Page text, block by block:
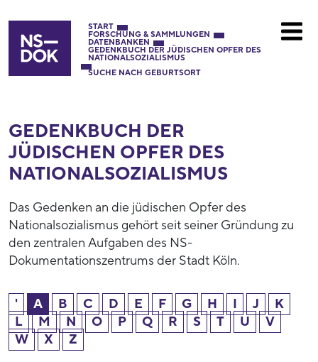
START
FORSCHUNG & SAMMLUNGEN
DATENBANKEN
GEDENKBUCH DER JÜDISCHEN OPFER DES
NATIONALSOZIALISMUS
SUCHE NACH GEBURTSORT
GEDENKBUCH DER
JÜDISCHEN OPFER DES
NATIONAL­SOZIALISMUS
Das Gedenken an die jüdischen Opfer des
Nationalsozialismus gehört seit seiner Gründung zu
den zentralen Aufgaben des NS-
Dokumentationszentrums der Stadt Köln.
' A B C D E F G H I J
K
L
M N O P Q R S T U
V
W
X
Z